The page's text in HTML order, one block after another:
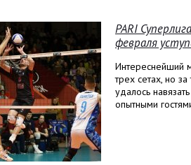
PARI
февраля
Интереснейший
трех сетах, но
удалось
опытными